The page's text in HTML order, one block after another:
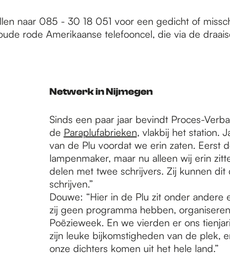
naar 085 - 30 18 051 voor een gedicht of
rode Amerikaanse telefooncel, die via de
Netwerk in Nijmegen
Sinds een paar jaar bevindt Proces-
de Paraplufabrieken, vlakbij het station.
van de Plu voordat we erin zaten. Eerst
lampenmaker, maar nu alleen wij erin
delen met twee schrijvers. Zij kunnen
schrijven.”
Douwe: “Hier in de Plu zit onder andere
zij geen programma hebben,
Poëzieweek. En we vierden er ons
zijn leuke bijkomstigheden van de plek,
onze dichters komen uit het hele land.”